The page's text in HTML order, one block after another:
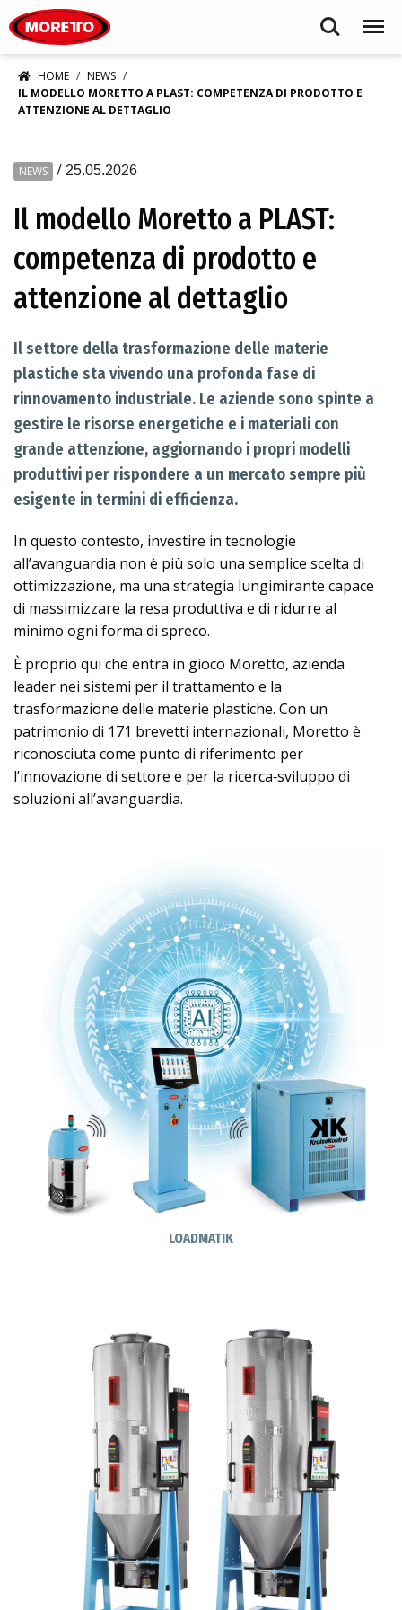
Search Menu
HOME
NEWS
IL MODELLO MORETTO A PLAST: COMPETENZA DI PRODOTTO E
ATTENZIONE AL DETTAGLIO
NEWS / 25.05.2026
Il modello Moretto a PLAST:
competenza di prodotto e
attenzione al dettaglio
Il settore della trasformazione delle materie
plastiche sta vivendo una profonda fase di
rinnovamento industriale. Le aziende sono spinte a
gestire le risorse energetiche e i materiali con
grande attenzione, aggiornando i propri modelli
produttivi per rispondere a un mercato sempre più
esigente in termini di efficienza.
In questo contesto, investire in tecnologie
all’avanguardia non è più solo una semplice scelta di
ottimizzazione, ma una strategia lungimirante capace
di massimizzare la resa produttiva e di ridurre al
minimo ogni forma di spreco.
È proprio qui che entra in gioco Moretto, azienda
leader nei sistemi per il trattamento e la
trasformazione delle materie plastiche. Con un
patrimonio di 171 brevetti internazionali, Moretto è
riconosciuta come punto di riferimento per
l’innovazione di settore e per la ricerca‑sviluppo di
soluzioni all’avanguardia.
LOADMATIK